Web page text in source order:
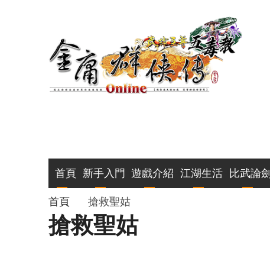
主
導
覽
首頁 新手入門 遊戲介紹 江湖生活 比武論劍
導
航
首頁 搶救聖姑
搶救聖姑